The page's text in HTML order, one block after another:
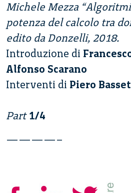
Michele Mezza
potenza del calcolo tra
edito da Donzelli, 2018.
Introduzione di
Alfonso Scarano
Interventi di Piero
Part 1/4
————–